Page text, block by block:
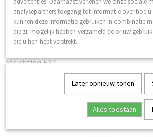
Afdichting E27
analysepartners toegang tot informatie over hoe
kunnen deze informatie gebruiken in combinatie
die zij mogelijk hebben verzameld door uw
die u hen hebt verstrekt.
Later opnieuw tonen
Alles toestaan